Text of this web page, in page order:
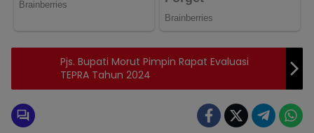
Pjs. Bupati Morut Pimpin Rapat Evaluasi
TEPRA Tahun 2024